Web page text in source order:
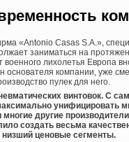
«Antonio Casas S.A.»,
заниматься на
лихолетья Европа
основателя компании, уже
пулек для него.
винтовок. С
унифицировать
другие
создать весьма
низший ценовые сегменты.